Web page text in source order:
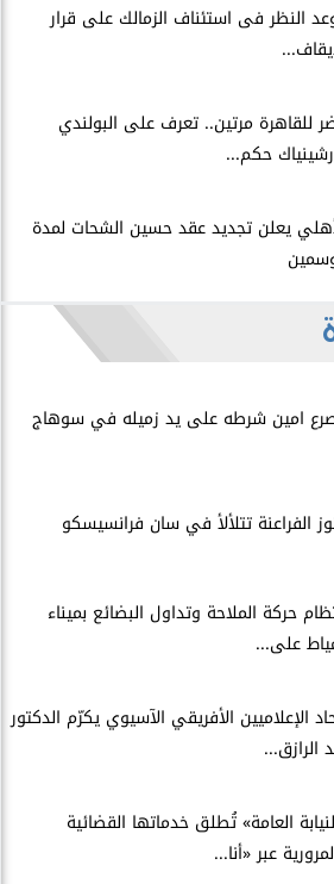
النظر فى استئناف الزمالك على قرار
للقاهرة مرتين.. تعرف على البولندي
حكم...
يعلن تجديد عقد حسين الشحات لمدة
امين شرطه على يد زميله في سوهاج
الفراعنة تتلألأ في سان فرانسيسكو
حركة الملاحة وتداول البضائع بميناء
على...
الإعلاميين الأفريقي الآسيوي يكرّم الدكتور
الرازق...
العامة» تُطلق خدماتها القضائية
عبر «أنا...